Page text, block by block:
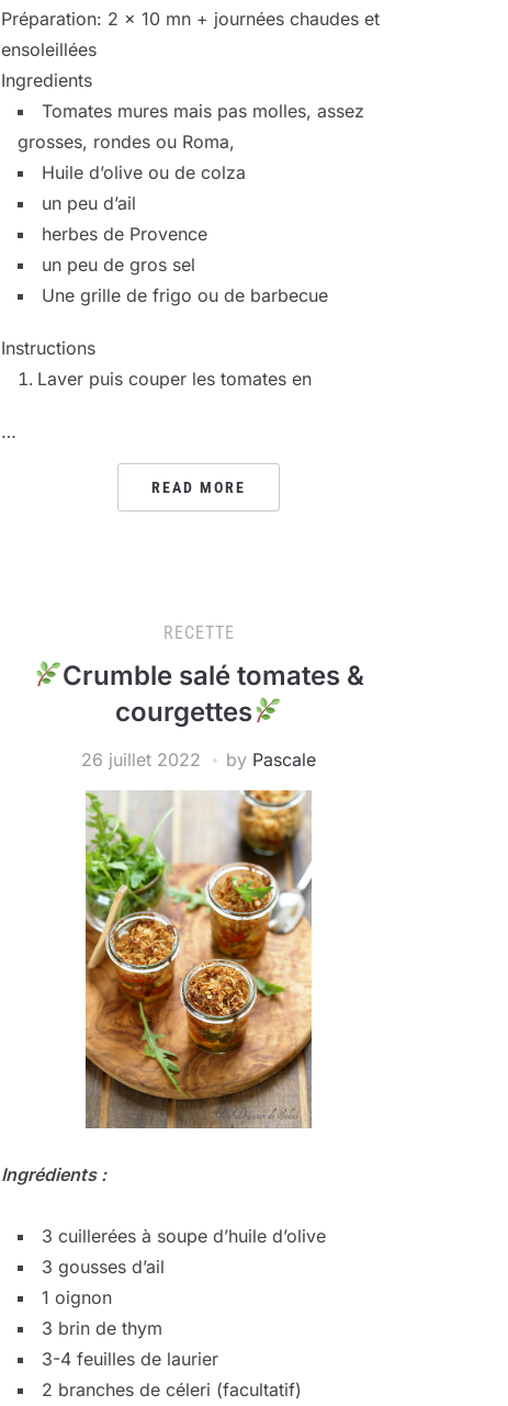
Préparation: 2 x 10 mn + journées chaudes et
ensoleillées
Ingredients
Tomates mures mais pas molles, assez
grosses, rondes ou Roma,
Huile d’olive ou de colza
un peu d’ail
herbes de Provence
un peu de gros sel
Une grille de frigo ou de barbecue
Instructions
Laver puis couper les tomates en
…
READ MORE
RECETTE
Crumble salé tomates &
courgettes
26 juillet 2022 by Pascale
Ingrédients :
3 cuillerées à soupe d’huile d’olive
3 gousses d’ail
1 oignon
3 brin de thym
3-4 feuilles de laurier
2 branches de céleri (facultatif)